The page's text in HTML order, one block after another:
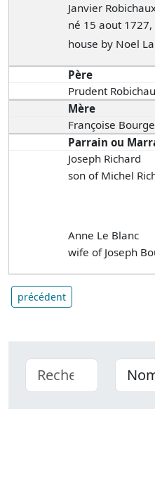
Janvier
né 15 aout
house by Noel
Père
Prudent
Mère
Françoise
Parrain ou
Joseph Richard
son of Michel
Anne Le Blanc
wife of Joseph
précédent